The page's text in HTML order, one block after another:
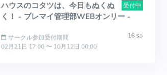
受付中
ハウスのコタツは、今日もぬくぬ
く！ - ブレマイ管理部WEBオンリー -
16 sp
サークル参加受付期間
02月21日 17:00 〜 10月12日 00:00